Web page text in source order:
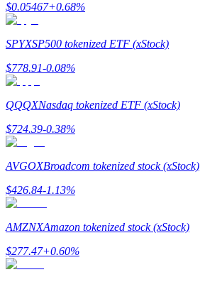
BTC Welcome Rewards
$0.05467+0.68%
SPYXSP500 tokenized ETF (xStock)
$778.91-0.08%
QQQXNasdaq tokenized ETF (xStock)
$724.39-0.38%
AVGOXBroadcom tokenized stock (xStock)
$426.84-1.13%
AMZNXAmazon tokenized stock (xStock)
$277.47+0.60%